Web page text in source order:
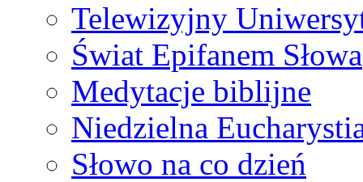
Telewizyjny
Świat Epifanem Słowa
Medytacje biblijne
Niedzielna
Słowo na co dzień